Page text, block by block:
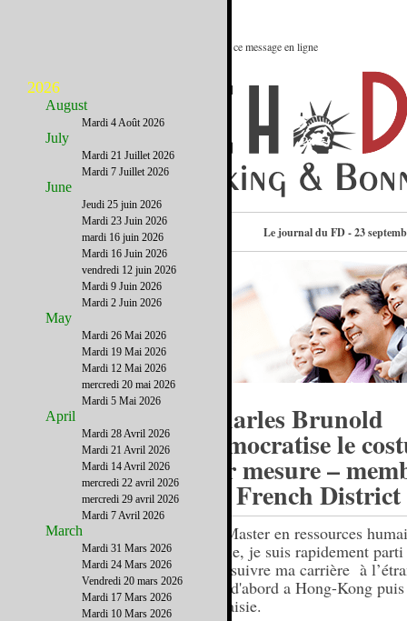
Le meilleur des Etats-Unis : Voir ce message en ligne
Le journal du FD - 23
Charles Brunold
démocratise le
sur mesure –
du French District
Un Master en ressources
poche, je suis rapidement parti
poursuivre ma carrière à
tout d'abord a Hong-Kong
Malaisie.
2026
August
Mardi 4 Août 2026
July
Mardi 21 Juillet 2026
Mardi 7 Juillet 2026
June
Jeudi 25 juin 2026
Mardi 23 Juin 2026
mardi 16 juin 2026
Mardi 16 Juin 2026
vendredi 12 juin 2026
Mardi 9 Juin 2026
Mardi 2 Juin 2026
May
Mardi 26 Mai 2026
Mardi 19 Mai 2026
Mardi 12 Mai 2026
mercredi 20 mai 2026
Mardi 5 Mai 2026
April
Mardi 28 Avril 2026
Mardi 21 Avril 2026
Mardi 14 Avril 2026
mercredi 22 avril 2026
mercredi 29 avril 2026
Mardi 7 Avril 2026
March
Mardi 31 Mars 2026
Mardi 24 Mars 2026
Vendredi 20 mars 2026
Mardi 17 Mars 2026
Mardi 10 Mars 2026